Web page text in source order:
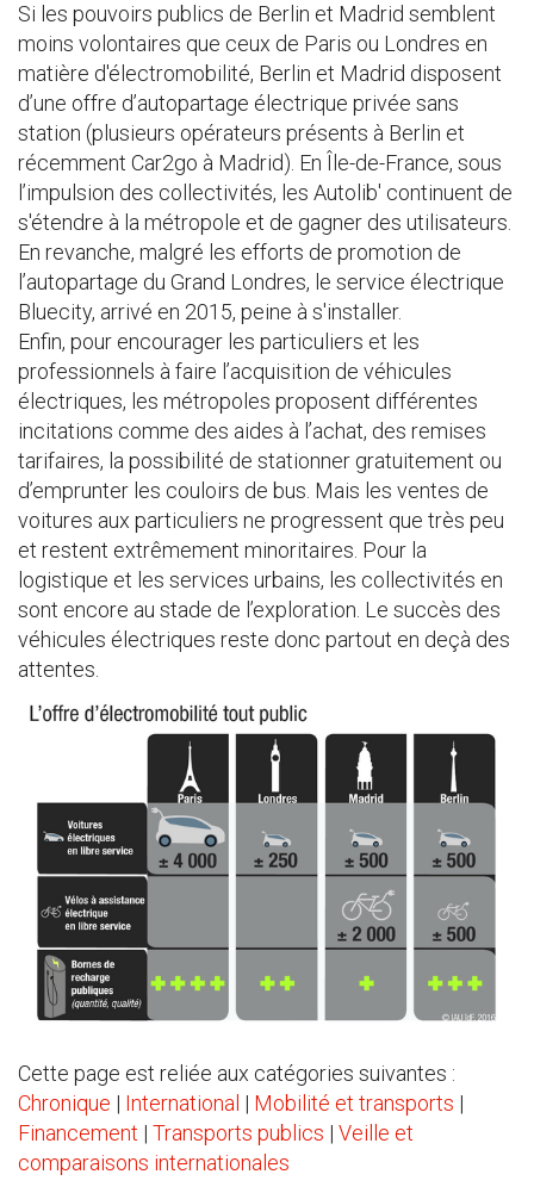
Si les pouvoirs publics de Berlin et Madrid semblent
moins volontaires que ceux de Paris ou Londres en
matière d'électromobilité, Berlin et Madrid disposent
d’une offre d’autopartage électrique privée sans
station (plusieurs opérateurs présents à Berlin et
récemment Car2go à Madrid). En Île-de-France, sous
l’impulsion des collectivités, les Autolib' continuent de
s'étendre à la métropole et de gagner des utilisateurs.
En revanche, malgré les efforts de promotion de
l’autopartage du Grand Londres, le service électrique
Bluecity, arrivé en 2015, peine à s'installer.
Enfin, pour encourager les particuliers et les
professionnels à faire l’acquisition de véhicules
électriques, les métropoles proposent différentes
incitations comme des aides à l’achat, des remises
tarifaires, la possibilité de stationner gratuitement ou
d’emprunter les couloirs de bus. Mais les ventes de
voitures aux particuliers ne progressent que très peu
et restent extrêmement minoritaires. Pour la
logistique et les services urbains, les collectivités en
sont encore au stade de l’exploration. Le succès des
véhicules électriques reste donc partout en deçà des
attentes.
Cette page est reliée aux catégories suivantes :
Chronique | International | Mobilité et transports |
Financement | Transports publics | Veille et
comparaisons internationales